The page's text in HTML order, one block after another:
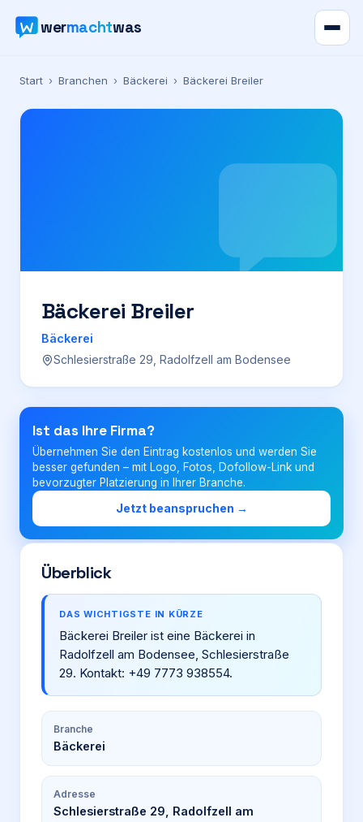
wermachtwas
Verzeichnis
Karte
Preise
Für Firmen
Login
Firma eintragen
Start › Branchen › Bäckerei › Bäckerei Breiler
Bäckerei Breiler
Bäckerei
Schlesierstraße 29, Radolfzell am Bodensee
Ist das Ihre Firma?
Übernehmen Sie den Eintrag kostenlos und werden Sie
besser gefunden – mit Logo, Fotos, Dofollow-Link und
bevorzugter Platzierung in Ihrer Branche.
Jetzt beanspruchen →
Überblick
DAS WICHTIGSTE IN KÜRZE
Bäckerei Breiler ist eine Bäckerei in
Radolfzell am Bodensee, Schlesierstraße
29. Kontakt: +49 7773 938554.
Branche
Bäckerei
Adresse
Schlesierstraße 29, Radolfzell am